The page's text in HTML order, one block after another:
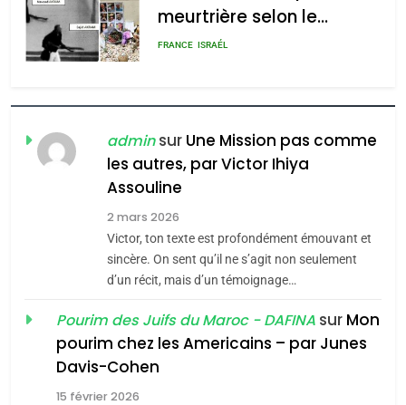
admin 0
POURQUOI JE REVENDIQUE
MA JUDAÏTE par Thérèse
ISRAÉL JUDAISME
CE QUI NOUS MANQUE –
Jacques Hadida
JUDAISME
Maroc : Les amandes de
Tafraout, le miel de Tadla
Azilal consacrés produits
du terroir
DAFINA MAROC
Oeil ravageur – Vanessa
De Loya Stauber
adminsur Une Mission pas comme
les autres, par Victor Ihiya
Assouline
2 mars 2026
Victor, ton texte est profondément émouvant et
sincère. On sent qu’il ne s’agit non seulement
d’un récit, mais d’un témoignage…
Pourim des Juifs du Maroc - DAFINA sur Mon
pourim chez les Americains – par Junes
Davis-Cohen
15 février 2026